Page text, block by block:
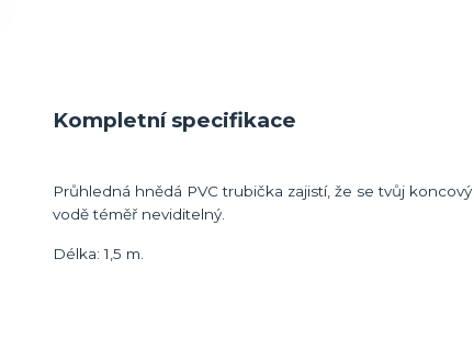
Kompletní specifikace
Průhledná hnědá PVC trubička zajistí, že se tvůj
vodě téměř neviditelný.
Délka: 1,5 m.